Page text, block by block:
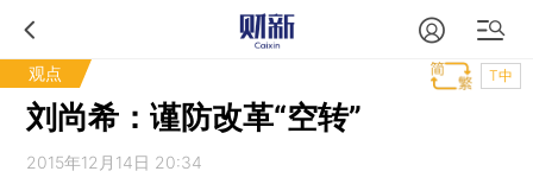
观点 T中
刘尚希：谨防改革“空转”
2015年12月14日 20:34